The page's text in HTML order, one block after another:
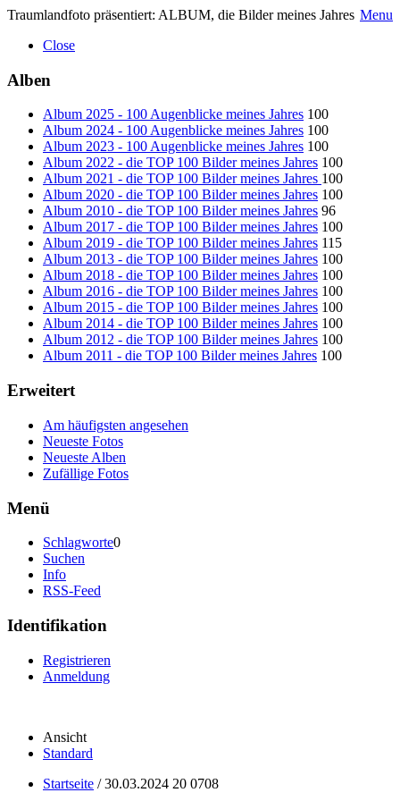
Traumlandfoto präsentiert: ALBUM, die Bilder meines Jahres Menu
Close
Alben
Album 2025 - 100 Augenblicke meines Jahres 100
Album 2024 - 100 Augenblicke meines Jahres 100
Album 2023 - 100 Augenblicke meines Jahres 100
Album 2022 - die TOP 100 Bilder meines Jahres 100
Album 2021 - die TOP 100 Bilder meines Jahres 100
Album 2020 - die TOP 100 Bilder meines Jahres 100
Album 2010 - die TOP 100 Bilder meines Jahres 96
Album 2017 - die TOP 100 Bilder meines Jahres 100
Album 2019 - die TOP 100 Bilder meines Jahres 115
Album 2013 - die TOP 100 Bilder meines Jahres 100
Album 2018 - die TOP 100 Bilder meines Jahres 100
Album 2016 - die TOP 100 Bilder meines Jahres 100
Album 2015 - die TOP 100 Bilder meines Jahres 100
Album 2014 - die TOP 100 Bilder meines Jahres 100
Album 2012 - die TOP 100 Bilder meines Jahres 100
Album 2011 - die TOP 100 Bilder meines Jahres 100
Erweitert
Am häufigsten angesehen
Neueste Fotos
Neueste Alben
Zufällige Fotos
Menü
Schlagworte0
Suchen
Info
RSS-Feed
Identifikation
Registrieren
Anmeldung
Ansicht
Standard
Startseite /30.03.2024 20 0708